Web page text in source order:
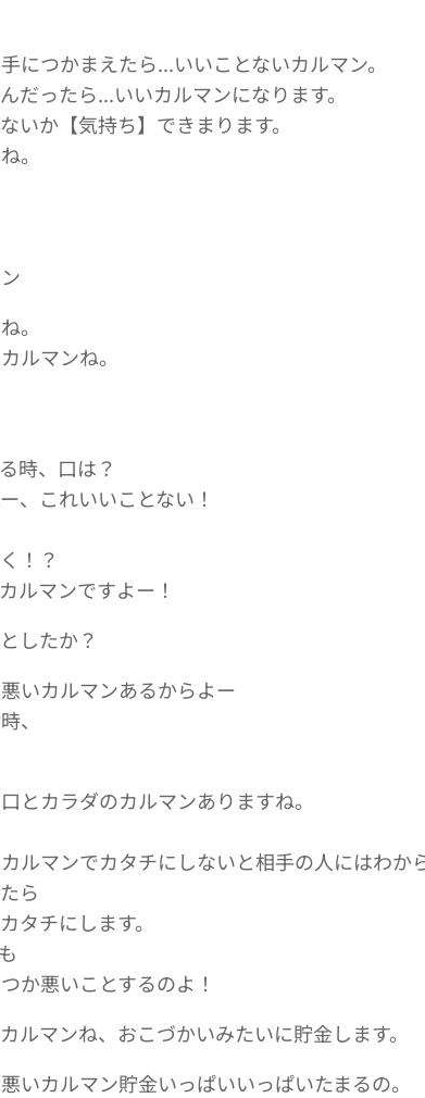
につかまえたら...いいことないカルマン。
だったら...いいカルマンになります。
いか【気持ち】できまります。
。
。
ルマンね。
時、口は？
、これいいことない！
！？
ルマンですよー！
したか？
いカルマンあるからよー
、
とカラダのカルマンありますね。
ルマンでカタチにしないと相手の人にはわか
ら
タチにします。
か悪いことするのよ！
ルマンね、おこづかいみたいに貯金します。
カルマン貯金いっぱいいっぱいたまるの。